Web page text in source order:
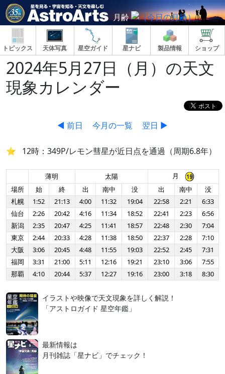
月齢
トピックス 天体写真 星空ガイド 星ナビ 製品情報 ショップ
2024年5月27日（月）の天文
現象カレンダー
◀ 前日 今月の一覧 翌日 ▶
12時：349P/レモン彗星が近日点を通過（周期6.8年）
薄明 太陽
月
場所
始 終 出 南中 没 出 南中
没
札幌
1:52 21:13 4:00 11:32 19:04 22:58 2:21
6:33
仙台
2:26 20:42 4:16 11:34 18:52 22:41 2:23
6:56
新潟
2:35 20:47 4:25 11:41 18:57 22:48 2:30
7:04
東京
2:44 20:33 4:28 11:38 18:50 22:37 2:28
7:10
大阪
3:06 20:45 4:48 11:55 19:03 22:52 2:45
7:31
福岡
3:31 21:00 5:11 12:16 19:21 23:10 3:06
7:55
那覇
4:10 20:44 5:37 12:27 19:16 23:00 3:18 8:30
イラストや映像で天文現象を詳しく解説！
「アストロガイド 星空年鑑」
最新情報は
月刊雑誌「星ナビ」でチェック！